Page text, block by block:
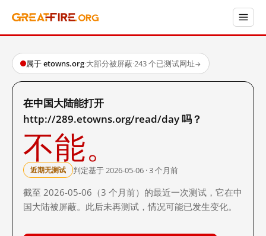
属于 etowns.org·大部分被屏蔽·243 个已测试网址→
在中国大陆能打开
http://289.etowns.org/read/day 吗？
不能。
近期无测试 判定基于 2026-05-06 · 3 个月前
截至 2026-05-06（3 个月前）的最近一次测试，它在中
国大陆被屏蔽。此后未再测试，情况可能已发生变化。